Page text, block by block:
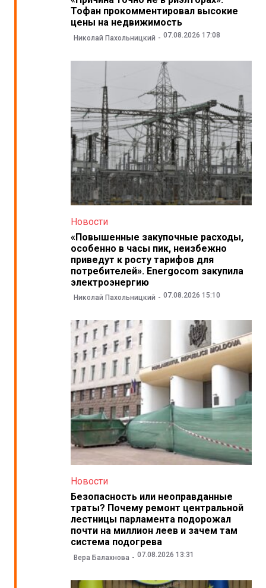
Тофан прокомментировал высокие
цены на недвижимость
Николай Пахольницкий 07.08.2026 17:08
Новости
«Повышенные закупочные расходы,
особенно в часы пик, неизбежно
приведут к росту тарифов для
потребителей». Energocom закупила
электроэнергию
Николай Пахольницкий 07.08.2026 15:10
Новости
Безопасность или неоправданные
траты? Почему ремонт центральной
лестницы парламента подорожал
почти на миллион леев и зачем там
система подогрева
Вера Балахнова 07.08.2026 13:31